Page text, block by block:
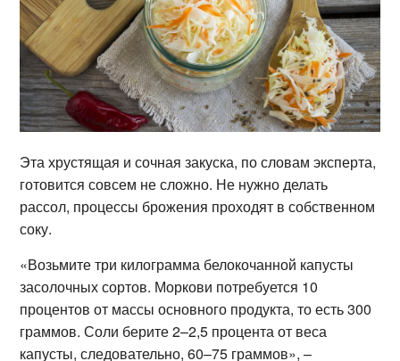
Эта хрустящая и сочная закуска, по словам эксперта,
готовится совсем не сложно. Не нужно делать
рассол, процессы брожения проходят в собственном
соку.
«Возьмите три килограмма белокочанной капусты
засолочных сортов. Моркови потребуется 10
процентов от массы основного продукта, то есть 300
граммов. Соли берите 2–2,5 процента от веса
капусты, следовательно, 60–75 граммов», –